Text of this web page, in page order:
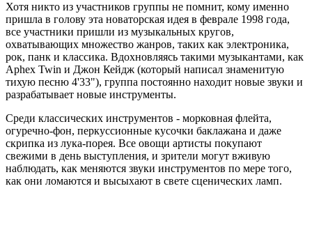
Хотя никто из участников группы не помнит, кому именно
пришла в голову эта новаторская идея в феврале 1998 года,
все участники пришли из музыкальных кругов,
охватывающих множество жанров, таких как электроника,
рок, панк и классика. Вдохновляясь такими музыкантами, как
Aphex Twin и Джон Кейдж (который написал знаменитую
тихую песню 4'33"), группа постоянно находит новые звуки и
разрабатывает новые инструменты.
Среди классических инструментов - морковная флейта,
огуречно-фон, перкуссионные кусочки баклажана и даже
скрипка из лука-порея. Все овощи артисты покупают
свежими в день выступления, и зрители могут вживую
наблюдать, как меняются звуки инструментов по мере того,
как они ломаются и высыхают в свете сценических ламп.